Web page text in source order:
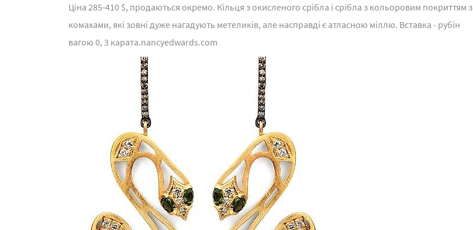
Ціна 285-410 $, продаються окремо. Кільця з окисленого срібла і срібла з кольоровим покриттям з
комахами, які зовні дуже нагадують метеликів, але насправді є атласною міллю. Вставка - рубін
вагою 0, 3 карата.nancyedwards.com